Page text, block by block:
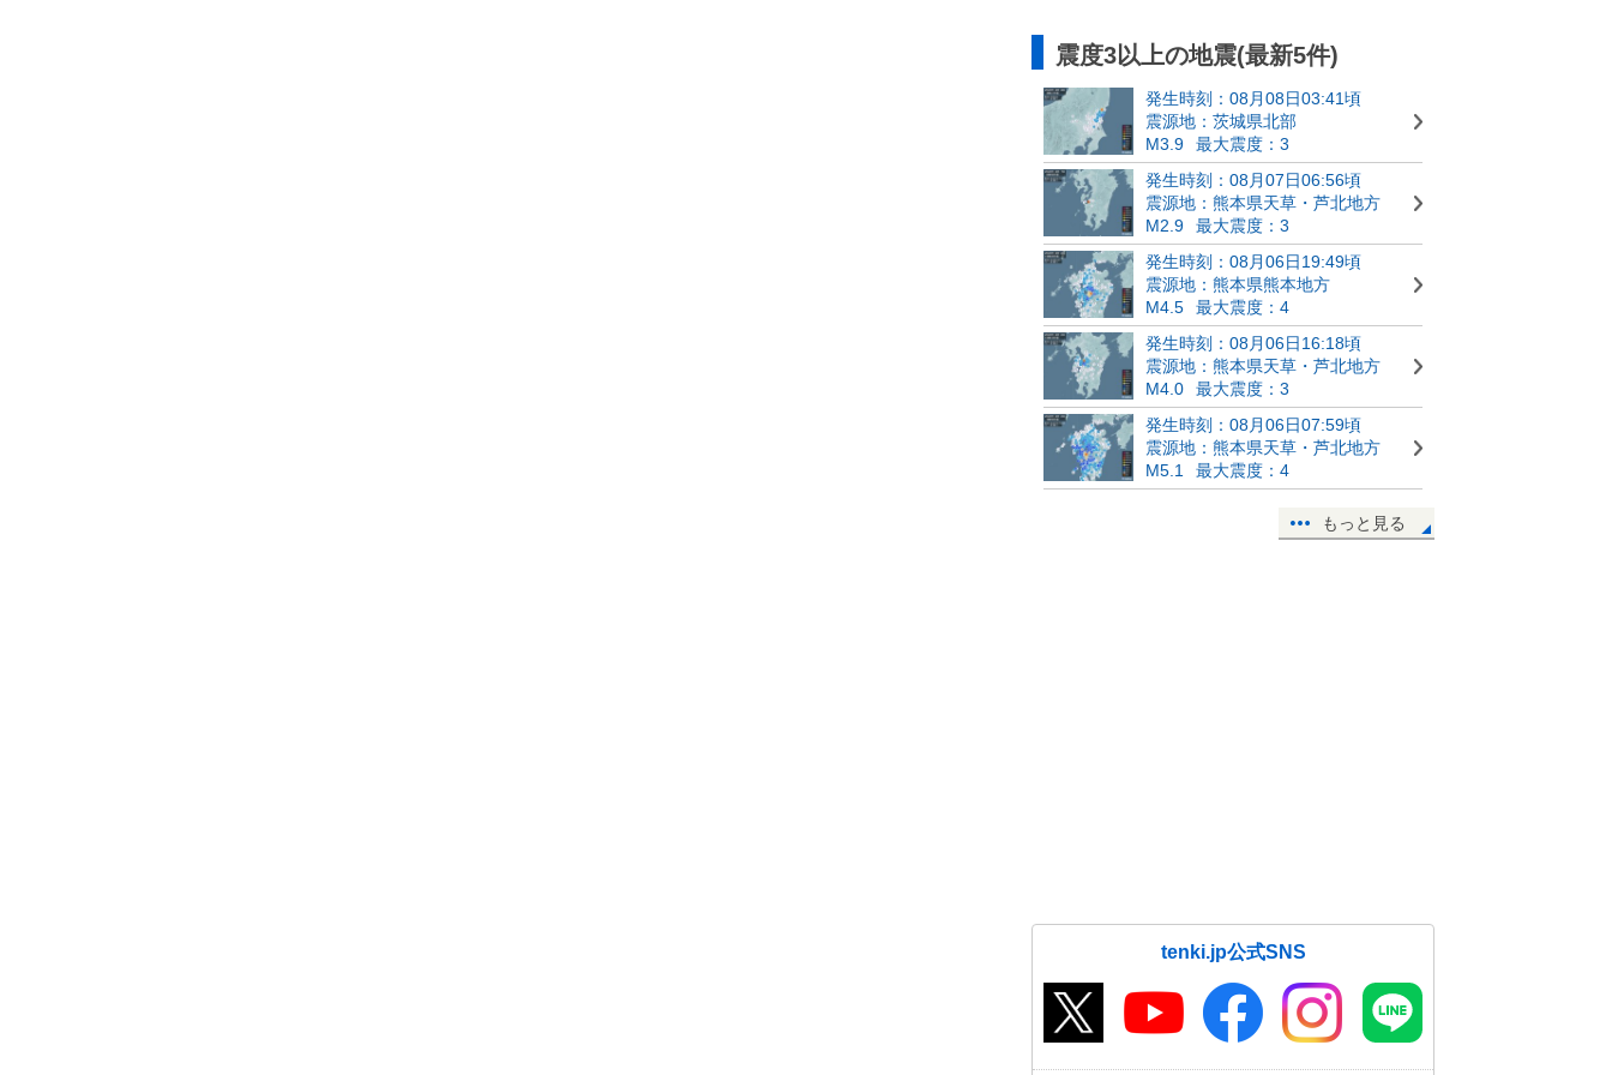
震度3以上の地震(最新5件)
発生時刻：08月08日03:41頃
震源地：茨城県北部
M3.9
最大震度：3
発生時刻：08月07日06:56頃
震源地：熊本県天草・芦北地方
M2.9
最大震度：3
発生時刻：08月06日19:49頃
震源地：熊本県熊本地方
M4.5
最大震度：4
発生時刻：08月06日16:18頃
震源地：熊本県天草・芦北地方
M4.0
最大震度：3
発生時刻：08月06日07:59頃
震源地：熊本県天草・芦北地方
M5.1
最大震度：4
もっと見る
tenki.jp公式SNS